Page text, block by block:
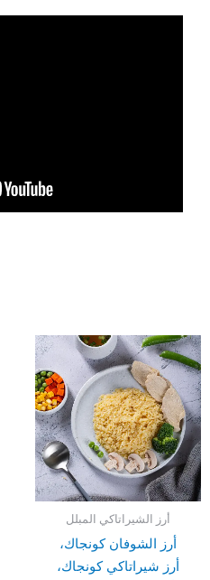
أرز الشيراتاكي المبلل
أرز الشوفان كونجاك،
أرز شيراتاكي كونجاك،